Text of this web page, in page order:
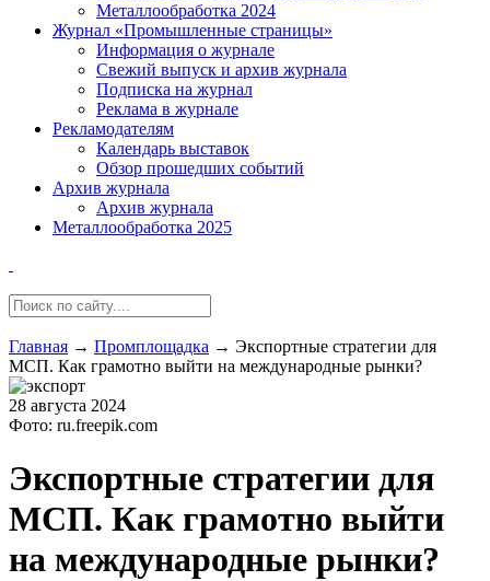
Металлообработка 2024
Журнал «Промышленные страницы»
Информация о журнале
Свежий выпуск и архив журнала
Подписка на журнал
Реклама в журнале
Рекламодателям
Календарь выставок
Обзор прошедших событий
Архив журнала
Архив журнала
Металлообработка 2025
Главная → Промплощадка → Экспортные стратегии для
МСП. Как грамотно выйти на международные рынки?
28 августа 2024
Фото: ru.freepik.com
Экспортные стратегии для
МСП. Как грамотно выйти
на международные рынки?